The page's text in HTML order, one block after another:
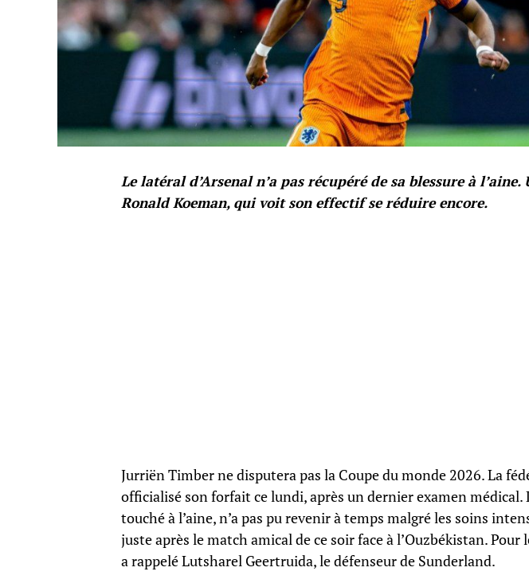
Le latéral d’Arsenal n’a pas récupéré de sa blessure à
Ronald Koeman, qui voit son effectif se réduire encore.
Jurriën Timber ne disputera pas la Coupe du monde 2026. La
officialisé son forfait ce lundi, après un dernier examen médical.
touché à l’aine, n’a pas pu revenir à temps malgré les soins
juste après le match amical de ce soir face à l’Ouzbékistan.
a rappelé Lutsharel Geertruida, le défenseur de Sunderland.